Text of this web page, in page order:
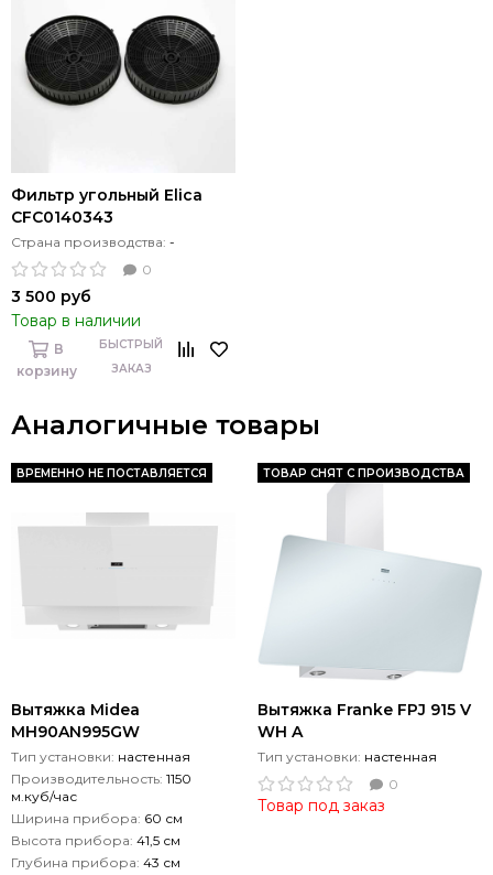
Фильтр угольный Elica
CFC0140343
Страна производства: -
0
3 500 руб
Товар в наличии
В
корзину
БЫСТРЫЙ
ЗАКАЗ
Аналогичные товары
ВРЕМЕННО НЕ ПОСТАВЛЯЕТСЯ
Вытяжка Midea
MH90AN995GW
Тип установки: настенная
Производительность: 1150
м.куб/час
Ширина прибора: 60 см
Высота прибора: 41,5 см
Глубина прибора: 43 см
ТОВАР СНЯТ С ПРОИЗВОДСТВА
Вытяжка Franke FPJ 915 V
WH A
Тип установки: настенная
0
Товар под заказ